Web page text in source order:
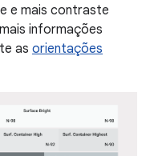
e mais contraste
informações
as orientações